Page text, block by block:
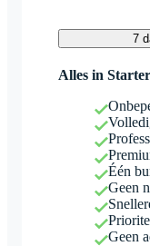
7
Alles in
Één
Geen
Geen